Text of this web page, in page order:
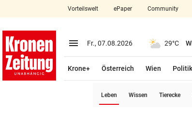
closeSchließen
account_circle Anmelden
arrow_right
Vorteilswelt ePaper Community
menu Menü aufklappen
Fr., 07.08.2026 29°C
Krone+ Österreich Wien Politik
Leben Wissen Tierecke